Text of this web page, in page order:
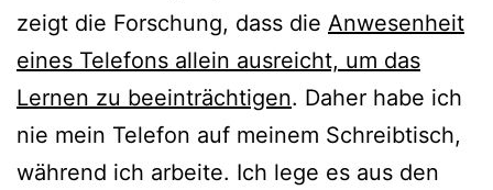
zeigt die Forschung, dass die Anwesenheit
eines Telefons allein ausreicht, um das
Lernen zu beeinträchtigen. Daher habe ich
nie mein Telefon auf meinem Schreibtisch,
während ich arbeite. Ich lege es aus den